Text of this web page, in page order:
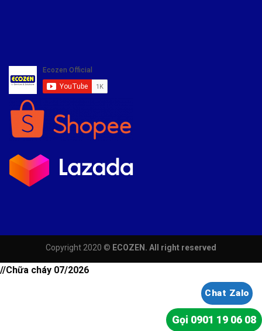
Copyright 2020 © ECOZEN. All right reserved
Chat Zalo
Gọi 0901 19 06 08
//Chữa cháy 07/2026